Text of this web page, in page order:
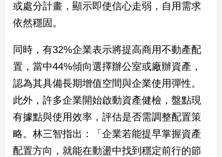
娛
娛
樂
星
聞
流
行/
時
尚
追
或處分計畫，顯示即使信心走弱，自用需求
依然穩固。
同時，有32%企業表示將提高商用不動產配
置，當中44%傾向選擇辦公室或廠辦資產，
認為其具備長期增值空間與企業使用彈性。
此外，許多企業開始啟動資產健檢，盤點現
有據點與使用效率，評估是否需調整配置策
略。林三智指出：「企業若能提早掌握資產
配置方向，就能在動盪中找到穩定前行的節